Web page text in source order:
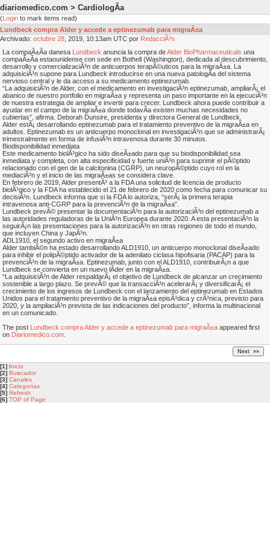
diariomedico.com > CardiologÃ­a
(Login to mark items read)
Lundbeck compra Alder y accede a eptinezumab para migraÃ±a
Archivado: octubre 28 , 2019, 10:13am UTC por RedacciÃ³n
La compaÃ±Ã­a danesa Lundbeck anuncia la compra deAlder BioPharmaceuticals una
compaÃ±Ã­a estaounidense con sede en Bothell (Washington), dedicada al descubrimiento,
desarrollo y comercializaciÃ³n de anticuerpos terapÃ©uticos para la migraÃ±a. La
adquisiciÃ³n supone para Lundbeck introducirse en una nueva patologÃ­a del sistema
nervioso central y le da acceso a su medicamento eptinezumab.
“La adquisiciÃ³n de Alder, con el medicamento en investigaciÃ³n eptinezumab, ampliarÃ¡ el
abanico de nuestro portfolio en migraÃ±a y representa un paso importante en la ejecuciÃ³n
de nuestra estrategia de ampliar e invertir para crecer. Lundbeck ahora puede contribuir a
ayudar en el campo de la migraÃ±a donde todavÃ­a existen muchas necesidades no
cubiertas”, afirma. Deborah Dunsire, presidenta y directora General de Lundbeck.
Alder estÃ¡ desarrollando eptinezumab para el tratamiento preventivo de la migraÃ±a en
adultos. Eptinezumab es un anticuerpo monoclonal en investigaciÃ³n que se administrarÃ¡
trimestralmente en forma de infusiÃ³n intravenosa durante 30 minutos.
Biodisponibilidad inmediata
Este medicamento biolÃ³gico ha sido diseÃ±ado para que su biodisponibilidad sea
inmediata y completa, con alta especificidad y fuerte uniÃ³n para suprimir el pÃ©ptido
relacionado con el gen de la calcitonina (CGRP), un neuropÃ©ptido cuyo rol en la
mediaciÃ³n y el inicio de las migraÃ±as se considera clave.
En febrero de 2019, Alder presentÃ³ a la FDA una solicitud de licencia de producto
biolÃ³gico y la FDA ha establecido el 21 de febrero de 2020 como fecha para comunicar su
decisiÃ³n. Lundbeck informa que si la FDA lo autoriza, “serÃ¡ la primera terapia
intravenosa anti-CGRP para la prevenciÃ³n de la migraÃ±a”.
Lundbeck prevÃ© presentar la documentaciÃ³n para la autorizaciÃ³n del eptinezumab a
las autoridades reguladoras de la UniÃ³n Europea durante 2020. A esta presentaciÃ³n la
seguirÃ¡n las presentaciones para la autorizaciÃ³n en otras regiones de todo el mundo,
que incluyen China y JapÃ³n.
ADL1910, el segundo activo en migraÃ±a
Alder tambiÃ©n ha estado desarrollando ALD1910, un anticuerpo monoclonal diseÃ±ado
para inhibir el polipÃ©ptido activador de la adenilato ciclasa hipofisaria (PACAP) para la
prevenciÃ³n de la migraÃ±a. Eptinezumab, junto con el ALD1910, contribuirÃ¡n a que
Lundbeck se convierta en un nuevo lÃ­der en la migraÃ±a.
“La adquisiciÃ³n de Alder respaldarÃ¡ el objetivo de Lundbeck de alcanzar un crecimiento
sostenible a largo plazo. Se prevÃ© que la transacciÃ³n acelerarÃ¡ y diversificarÃ¡ el
crecimiento de los ingresos de Lundbeck con el lanzamiento del eptinezumab en Estados
Unidos para el tratamiento preventivo de la migraÃ±a episÃ³dica y crÃ³nica, previsto para
2020, y la ampliaciÃ³n prevista de las indicaciones del producto”, informa la multinacional
en un comunicado.
The post Lundbeck compra Alder y accede a eptinezumab para migraÃ±a appeared first
on Diariomedico.com
[1] Inicio
[2] Buscador
[3] Canales
[4] Categorías
[5] Refresh
[6] TOP of Page